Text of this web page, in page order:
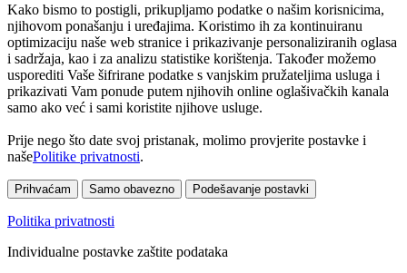
Kako bismo to postigli, prikupljamo podatke o našim korisnicima,
njihovom ponašanju i uređajima. Koristimo ih za kontinuiranu
optimizaciju naše web stranice i prikazivanje personaliziranih oglasa
i sadržaja, kao i za analizu statistike korištenja. Također možemo
usporediti Vaše šifrirane podatke s vanjskim pružateljima usluga i
prikazivati Vam ponude putem njihovih online oglašivačkih kanala
samo ako već i sami koristite njihove usluge.
Prije nego što date svoj pristanak, molimo provjerite postavke i
našePolitike privatnosti.
Prihvaćam Samo obavezno Podešavanje postavki
Politika privatnosti
Individualne postavke zaštite podataka